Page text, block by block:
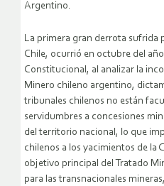
Argentino.
La primera gran derrota sufrida
Chile, ocurrió en octubre del
Constitucional, al analizar la
Minero chileno argentino,
tribunales chilenos no están
servidumbres a concesiones
del territorio nacional, lo que
chilenos a los yacimientos de la
objetivo principal del Tratado
para las transnacionales